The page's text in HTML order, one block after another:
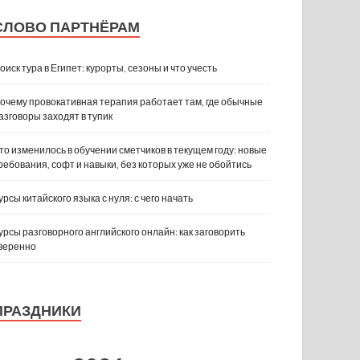
ПАРТНЁРАМ
тура в Египет: курорты, сезоны и что учесть
провокативная терапия работает там, где обычные
заходят в тупик
изменилось в обучении сметчиков в текущем году: новые
софт и навыки, без которых уже не обойтись
китайского языка с нуля: с чего начать
разговорного английского онлайн: как заговорить